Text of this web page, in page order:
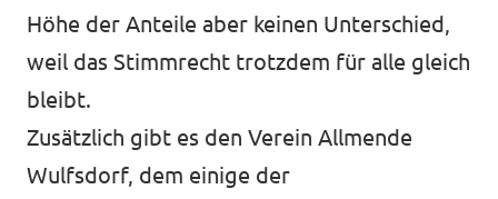
Höhe der Anteile aber keinen Unterschied,
weil das Stimmrecht trotzdem für alle gleich
bleibt.
Zusätzlich gibt es den Verein Allmende
Wulfsdorf, dem einige der